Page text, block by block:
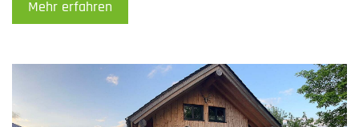
Mehr erfahren